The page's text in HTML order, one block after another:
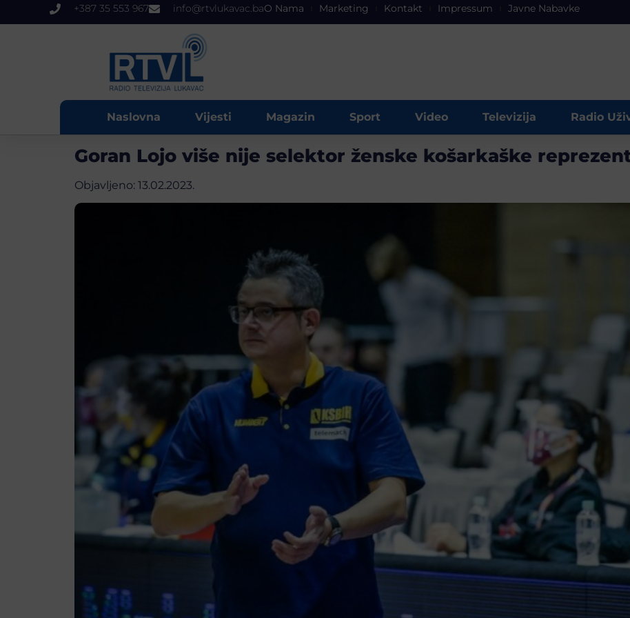
+387 35 553 967 info@rtvlukavac.baO Nama Marketing Kontakt Impressum Javne Nabavke
Naslovna Vijesti Magazin Sport Video Televizija Radio
Goran Lojo više nije selektor ženske košarkaške
Objavljeno: 13.02.2023.